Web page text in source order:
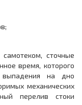
сточные
время, которого
выпадения на дно
механических
перелив стоки